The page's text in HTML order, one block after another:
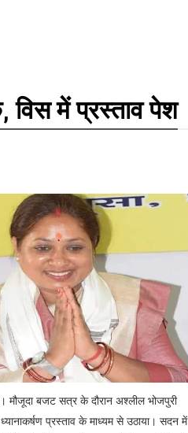
विस में प्रस्ताव पेश
मौजूदा बजट सत्र के दौरान अश्लील भोजपुरी
प्रस्ताव के माध्यम से उठाया। सदन में